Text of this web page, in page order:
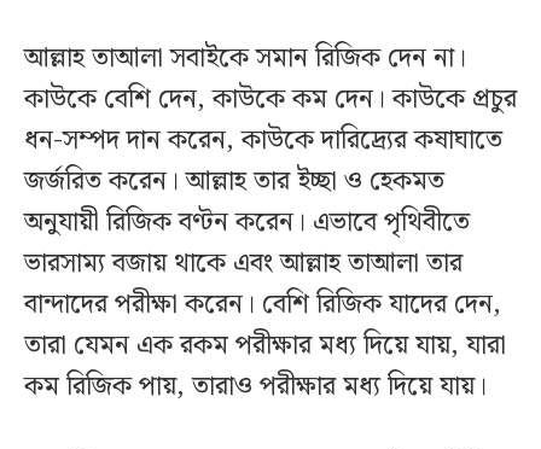
আল্লাহ তাআলা সবাইকে সমান রিজিক দেন না।
কাউকে বেশি দেন, কাউকে কম দেন। কাউকে প্রচুর
ধন-সম্পদ দান করেন, কাউকে দারিদ্র্যের কষাঘাতে
জর্জরিত করেন। আল্লাহ তার ইচ্ছা ও হেকমত
অনুযায়ী রিজিক বণ্টন করেন। এভাবে পৃথিবীতে
ভারসাম্য বজায় থাকে এবং আল্লাহ তাআলা তার
বান্দাদের পরীক্ষা করেন। বেশি রিজিক যাদের দেন,
তারা যেমন এক রকম পরীক্ষার মধ্য দিয়ে যায়, যারা
কম রিজিক পায়, তারাও পরীক্ষার মধ্য দিয়ে যায়।